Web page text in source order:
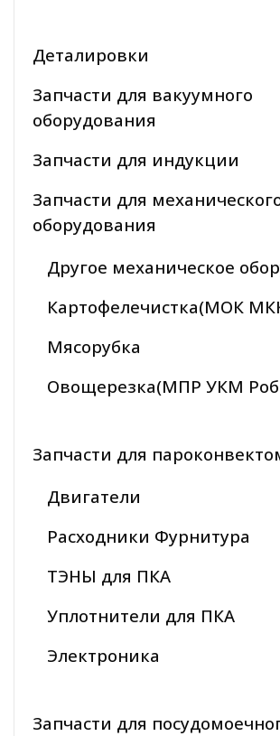
Деталировки
Запчасти для вакуумного
оборудования
Запчасти для индукции
Запчасти для
оборудования
Другое механическое
Картофелечистка(МОК
Мясорубка
Овощерезка(МПР УКМ
Запчасти для
Двигатели
Расходники Фурнитура
ТЭНЫ для ПКА
Уплотнители для ПКА
Электроника
Запчасти для